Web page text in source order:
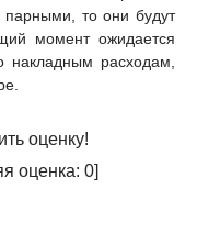
то они будут
момент ожидается
накладным расходам,
оценку!
оценка: 0]